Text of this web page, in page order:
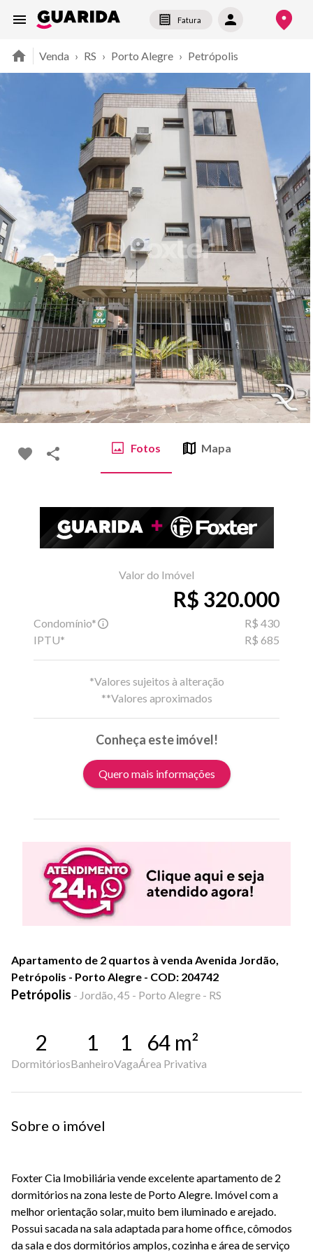
Fatura
Venda › RS › Porto Alegre › Petrópolis
Fotos Mapa
Valor do Imóvel
R$ 320.000
Condomínio*
R$ 430
IPTU*
R$ 685
*Valores sujeitos à alteração
**Valores aproximados
Conheça este imóvel!
Quero mais informações
Apartamento de 2 quartos à venda Avenida Jordão,
Petrópolis - Porto Alegre - COD: 204742
Petrópolis - Jordão, 45 - Porto Alegre - RS
2
Dormitórios
1
Banheiro
1
Vaga
64 m²
Área Privativa
Sobre o imóvel
Foxter Cia Imobiliária vende excelente apartamento de 2
dormitórios na zona leste de Porto Alegre. Imóvel com a
melhor orientação solar, muito bem iluminado e arejado.
Possui sacada na sala adaptada para home office, cômodos
da sala e dos dormitórios amplos, cozinha e área de serviço